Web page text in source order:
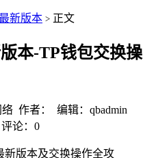
新版本 > 正文
本-TP钱包交换操
作者： 编辑：qbadmin
评论：0
新版本及交换操作全攻